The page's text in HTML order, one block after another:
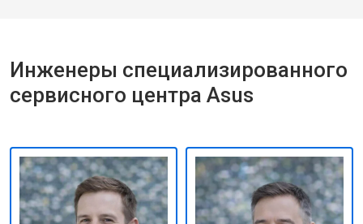
Инженеры специализированного
сервисного центра Asus